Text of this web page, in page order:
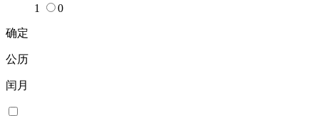
1
0
确定
公历
闰月